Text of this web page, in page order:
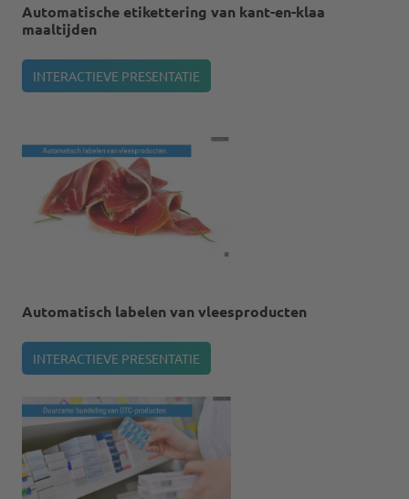
Automatische etikettering van kant-en-klaa
maaltijden
INTERACTIEVE PRESENTATIE
Automatisch labelen van vleesproducten
INTERACTIEVE PRESENTATIE